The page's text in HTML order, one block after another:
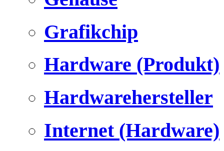
Grafikchip
Hardware (Produkt)
Hardwarehersteller
Internet (Hardware)